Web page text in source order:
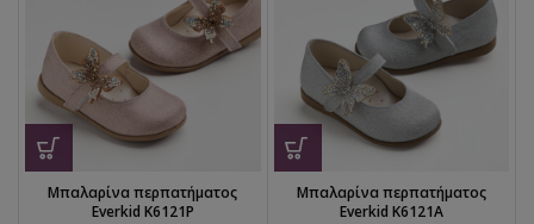
Μπαλαρίνα περπατήματος
Everkid K6121P
Μπαλαρίνα περπατήματος
Everkid K6121A